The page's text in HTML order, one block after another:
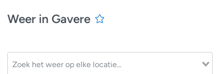
Weer in Gavere